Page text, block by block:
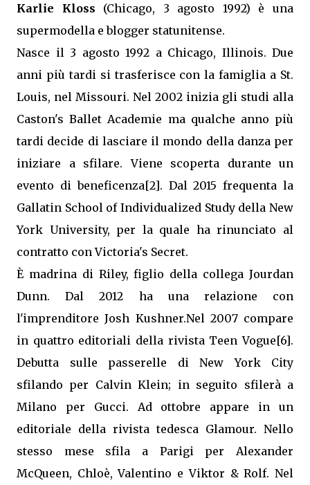
Karlie Kloss (Chicago, 3 agosto 1992) è una
supermodella e blogger statunitense.
Nasce il 3 agosto 1992 a Chicago, Illinois. Due
anni più tardi si trasferisce con la famiglia a St.
Louis, nel Missouri. Nel 2002 inizia gli studi alla
Caston's Ballet Academie ma qualche anno più
tardi decide di lasciare il mondo della danza per
iniziare a sfilare. Viene scoperta durante un
evento di beneficenza[2]. Dal 2015 frequenta la
Gallatin School of Individualized Study della New
York University, per la quale ha rinunciato al
contratto con Victoria's Secret.
È madrina di Riley, figlio della collega Jourdan
Dunn. Dal 2012 ha una relazione con
l'imprenditore Josh Kushner.Nel 2007 compare
in quattro editoriali della rivista Teen Vogue[6].
Debutta sulle passerelle di New York City
sfilando per Calvin Klein; in seguito sfilerà a
Milano per Gucci. Ad ottobre appare in un
editoriale della rivista tedesca Glamour. Nello
stesso mese sfila a Parigi per Alexander
McQueen, Chloè, Valentino e Viktor & Rolf. Nel